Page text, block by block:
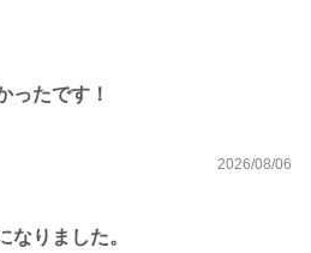
ったです！
2026/08/06
なりました。